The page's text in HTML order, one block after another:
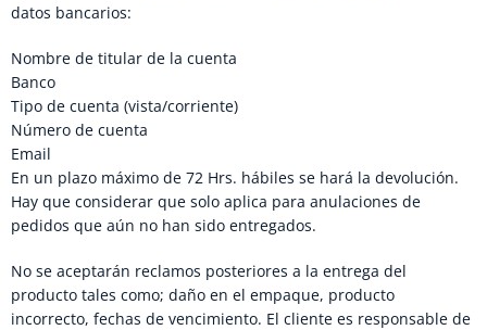
datos bancarios:
Nombre de titular de la cuenta
Banco
Tipo de cuenta (vista/corriente)
Número de cuenta
Email
En un plazo máximo de 72 Hrs. hábiles se hará la devolución.
Hay que considerar que solo aplica para anulaciones de
pedidos que aún no han sido entregados.
No se aceptarán reclamos posteriores a la entrega del
producto tales como; daño en el empaque, producto
incorrecto, fechas de vencimiento. El cliente es responsable de